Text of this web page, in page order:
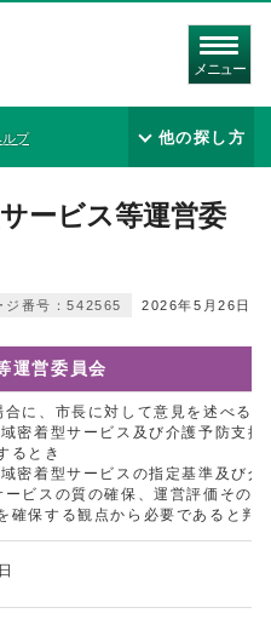
メニュー
ルプ 他の探し方
ービス等運営委
2026年5月26日
ジ番号：542565
運営委員会
に、市長に対して意見を述べる。
着型サービス及び介護予防支援
とき
着型サービスの指定基準及び介
ビスの質の確保、運営評価その
保する観点から必要であると判